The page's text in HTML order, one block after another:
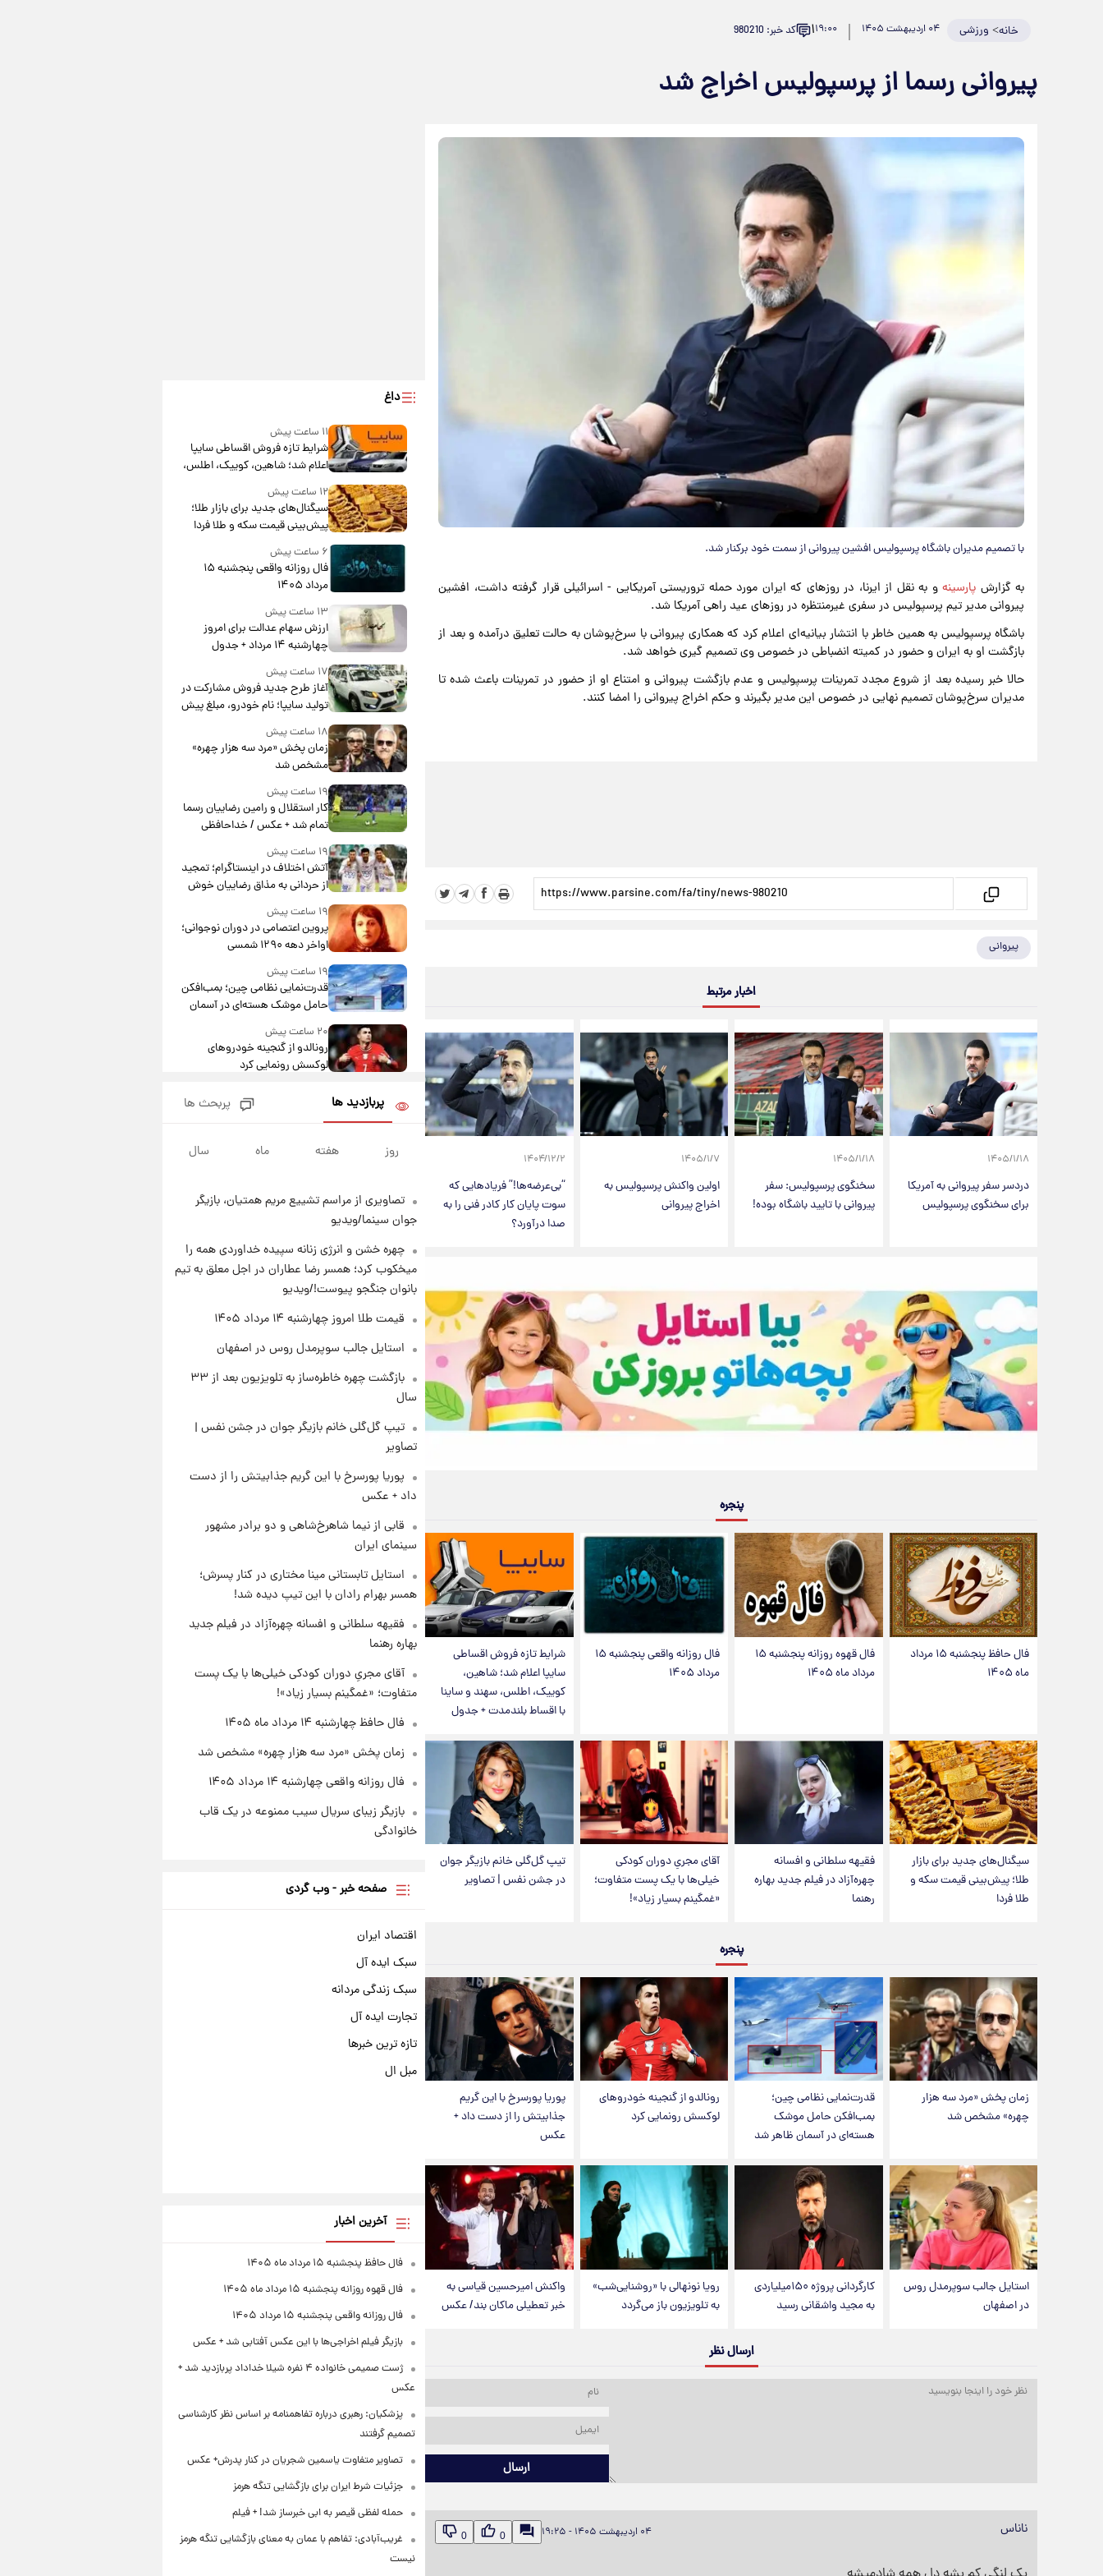
خانه> ورزشی ۰۴ اردیبهشت ۱۴۰۵ ۱۹:۰۰۱ کد خبر: 980210
پیروانی رسما از پرسپولیس اخراج شد
با تصمیم مدیران باشگاه پرسپولیس افشین پیروانی از سمت خود برکنار شد.
به گزارش پارسینهو به نقل از ایرنا، در روزهای که ایران مورد حمله تروریستی آمریکایی - اسرائیلی قرار گرفته داشت، افشین
پیروانی مدیر تیم پرسپولیس در سفری غیرمنتظره در روزهای عید راهی آمریکا شد.
باشگاه پرسپولیس به همین خاطر با انتشار بیانیه‌ای اعلام کرد که همکاری پیروانی با سرخ‌پوشان به حالت تعلیق درآمده و بعد از
بازگشت او به ایران و حضور در کمیته انضباطی در خصوص وی تصمیم گیری خواهد شد.
حالا خبر رسیده بعد از شروع مجدد تمرینات پرسپولیس و عدم بازگشت پیروانی و امتناع او از حضور در تمرینات باعث شده تا
مدیران سرخ‌پوشان تصمیم نهایی در خصوص این مدیر بگیرند و حکم اخراج پیروانی را امضا کنند.
پیروانی
اخبار مرتبط
۱۴۰۵/۱/۱۸
دردسر سفر پیروانی به آمریکا
برای سخنگوی پرسپولیس
۱۴۰۵/۱/۱۸
سخنگوی پرسپولیس: سفر
پیروانی با تایید باشگاه بوده!
۱۴۰۵/۱/۷
اولین واکنش پرسپولیس به
اخراج پیروانی
۱۴۰۴/۱۲/۲
“بی‌عرضه‌ها!” فریادهایی که
سوت پایان کار کادر فنی را به
صدا درآورد؟
پنجره
فال حافظ پنجشنبه ۱۵ مرداد
ماه ۱۴۰۵
فال قهوه روزانه پنجشنبه ۱۵
مرداد ماه ۱۴۰۵
فال روزانه واقعی پنجشنبه ۱۵
مرداد ۱۴۰۵
شرایط تازه فروش اقساطی
سایپا اعلام شد؛ شاهین،
کوییک، اطلس، سهند و ساینا
با اقساط بلندمدت + جدول
سیگنال‌های جدید برای بازار
طلا؛ پیش‌بینی قیمت سکه و
طلا فردا
فقیهه سلطانی و افسانه
چهره‌آزاد در فیلم جدید بهاره
رهنما
آقای مجریِ دوران کودکی
خیلی‌ها با یک پست متفاوت؛
«غمگینم بسیار زیاد»!
تیپ گل‌گلی خانم بازیگر جوان
در جشن نفس | تصاویر
پنجره
زمان پخش «مرد سه هزار
چهره» مشخص شد
قدرت‌نمایی نظامی چین؛
بمب‌افکن حامل موشک
هسته‌ای در آسمان ظاهر شد
رونالدو از گنجینه خودروهای
لوکسش رونمایی کرد
پوریا پورسرخ با این گریم
جذابیتش را از دست داد +
عکس
استایل جالب سوپرمدل روس
در اصفهان
کارگردانی پروژه ۱۵۰میلیاردی
به مجید واشقانی رسید
رویا نونهالی با «روشنایی‌شب»
به تلویزیون باز می‌گردد
واکنش امیرحسین قیاسی به
خبر تعطیلی ماکان بند/ عکس
ارسال نظر
ارسال
ناناس ۰۴ اردیبهشت ۱۴۰۵ - ۱۹:۲۵ 0
0
داغ
۱۱ ساعت پیش
شرایط تازه فروش اقساطی سایپا
اعلام شد؛ شاهین، کوییک، اطلس،
سهند و ساینا با اقساط بلندمدت +
جدول۱۲ ساعت پیش
سیگنال‌های جدید برای بازار طلا؛
پیش‌بینی قیمت سکه و طلا فردا
۶ ساعت پیش
فال روزانه واقعی پنجشنبه ۱۵
مرداد ۱۴۰۵
۱۳ ساعت پیش
ارزش سهام عدالت برای امروز
چهارشنبه ۱۴ مرداد + جدول
۱۷ ساعت پیش
آغاز طرح جدید فروش مشارکت در
تولید سایپا؛ نام خودرو، مبلغ پیش
پرداخت و زمان تحویل | سود
مشارکت چند درصد است؟
۱۸ ساعت پیش
زمان پخش «مرد سه هزار چهره»
مشخص شد
۱۹ ساعت پیش
کار استقلال و رامین رضاییان رسما
تمام شد + عکس / خداحافظی
صمیمانه آبی ها با رامین!
۱۹ ساعت پیش
آتش اختلاف در اینستاگرام؛ تمجید
از حردانی به مذاق رضاییان خوش
نیامد+عکس
۱۹ ساعت پیش
پروین اعتصامی در دوران نوجوانی؛
اواخر دهه ۱۲۹۰ شمسی
۱۹ ساعت پیش
قدرت‌نمایی نظامی چین؛ بمب‌افکن
حامل موشک هسته‌ای در آسمان
۲۰ ساعت پیش
رونالدو از گنجینه خودروهای
لوکسش رونمایی کرد
قیمت دلار در بازار آزاد امروز
ثابت ماند؟ +جدول
۲۲ ساعت پیش
بزرگ‌تری برای ایران است
۲۲ ساعت پیش
آمریکا به مدرسه میناب؛ «باید
سیلی محکمی به صورت ترامپ زد»
۲۳ ساعت پیش
قیمت طلا و سکه امروز چهارشنبه
و سکه
پربازدید ها پربحث ها
روز هفته ماه سال
تصاویری از مراسم تشییع مریم همتیان، بازیگر
جوان سینما/ویدیو
چهره خشن و انرژی زنانه سپیده خداوردی همه را
میخکوب کرد؛ همسر رضا عطاران در اجل معلق به تیم
بانوان جنگجو پیوست!/ویدیو
قیمت طلا امروز چهارشنبه ۱۴ مرداد ۱۴۰۵
استایل جالب سوپرمدل روس در اصفهان
بازگشت چهره خاطره‌ساز به تلویزیون بعد از ۳۳
سال
تیپ گل‌گلی خانم بازیگر جوان در جشن نفس |
تصاویر
پوریا پورسرخ با این گریم جذابیتش را از دست
داد + عکس
قابی از نیما شاهرخ‌شاهی و دو برادر مشهور
سینمای ایران
استایل تابستانی مینا مختاری در کنار پسرش؛
همسر بهرام رادان با این تیپ دیده شد!
فقیهه سلطانی و افسانه چهره‌آزاد در فیلم جدید
بهاره رهنما
آقای مجریِ دوران کودکی خیلی‌ها با یک پست
متفاوت؛ «غمگینم بسیار زیاد»!
فال حافظ چهارشنبه ۱۴ مرداد ماه ۱۴۰۵
زمان پخش «مرد سه هزار چهره» مشخص شد
فال روزانه واقعی چهارشنبه ۱۴ مرداد ۱۴۰۵
بازیگر زیبای سریال سیب ممنوعه در یک قاب
خانوادگی
صفحه خبر - وب گردی
اقتصاد ایران
سبک ایده آل
سبک زندگی مردانه
تجارت ایده آل
تازه ترین خبرها
مبل ال
آخرین اخبار
فال حافظ پنجشنبه ۱۵ مرداد ماه ۱۴۰۵
فال قهوه روزانه پنجشنبه ۱۵ مرداد ماه ۱۴۰۵
فال روزانه واقعی پنجشنبه ۱۵ مرداد ۱۴۰۵
بازیگر فیلم اخراجی‌ها با این عکس آفتابی شد + عکس
ژست صمیمی خانواده ۴ نفره شیلا خداداد پربازدید شد +
عکس
پزشکیان: رهبری درباره تفاهمنامه بر اساس نظر کارشناسی
تصمیم گرفتند
تصاویر متفاوت یاسمین شجریان در کنار پدرش+ عکس
جزئیات شرط ایران برای بازگشایی تنگه هرمز
حمله لفظی قیصر به ابی خبرساز شد! + فیلم
غریب‌آبادی: تفاهم با عمان به معنای بازگشایی تنگه هرمز
نیست